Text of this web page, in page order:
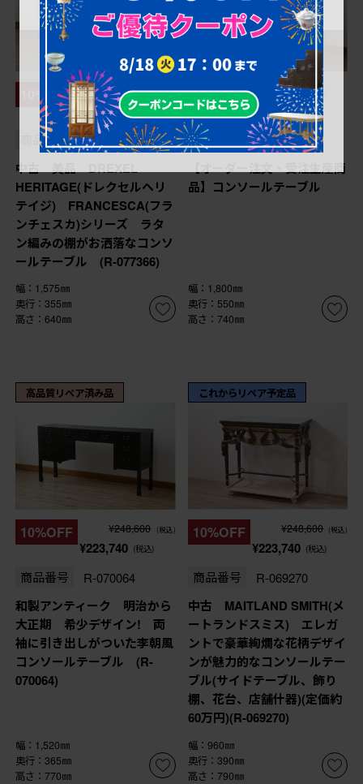
10%OFF ¥198,000 (税込)
¥178,200 (税込)
商品番号 R-077366
中古 美品 DREXEL
HERITAGE(ドレクセルヘリ
テイジ) FRANCESCA(フラ
ンチェスカ)シリーズ ラタ
ン編みの棚がお洒落なコンソ
ールテーブル (R-077366)
幅：1,575㎜
奥行：355㎜
高さ：640㎜
¥178,200 (税込)
商品番号 R-000096
【オーダー注文・受注生産商
品】コンソールテーブル
幅：1,800㎜
奥行：550㎜
高さ：740㎜
高品質リペア済み品
10%OFF ¥248,600 (税込)
¥223,740 (税込)
商品番号 R-070064
和製アンティーク 明治から
大正期 希少デザイン! 両
袖に引き出しがついた李朝風
コンソールテーブル (R-
070064)
幅：1,520㎜
奥行：365㎜
高さ：770㎜
これからリペア予定品
10%OFF ¥248,600 (税込)
¥223,740 (税込)
商品番号 R-069270
中古 MAITLAND SMITH(メ
ートランドスミス) エレガ
ントで豪華絢爛な花柄デザイ
ンが魅力的なコンソールテー
ブル(サイドテーブル、飾り
棚、花台、店舗什器)(定価約
60万円)(R-069270)
幅：960㎜
奥行：390㎜
高さ：790㎜